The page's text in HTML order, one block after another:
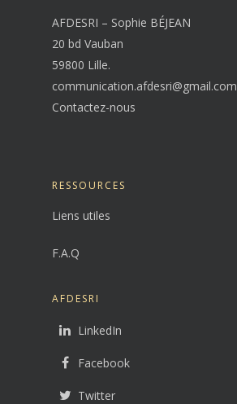
AFDESRI – Sophie BÉJEAN
20 bd Vauban
59800 Lille.
communication.afdesri@gmail.com
Contactez-nous
RESSOURCES
Liens utiles
F.A.Q
AFDESRI
LinkedIn
Facebook
Twitter